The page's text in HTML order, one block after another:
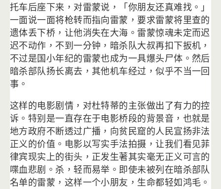
托车后座下来，对雷蒙说，「 你朋友还真难找。」
一面说一面将枪转而指向雷蒙， 要求雷蒙将里查的
遗体丢下桥，让他消失在大海。 雷蒙惊魂未定而迟
迟不动作，不到一分钟，暗杀队大叔再扣下扳机，
不过是国小年纪的雷蒙也成为一具爆头尸体。 然后
暗杀部队扬长离去，其他机车经过，似乎不当一回
事。
这样的电影剧情，对杜特蒂的主张做出了有力的控
诉。 特别是一直存在于电影桥段的背景音， 也就是
地方政府不断透过广播， 向贫民窟的人民宣扬非法
正义的价值。电影以写实手法拍摄，让我们看见菲
律宾现实上的街头， 正发生著其实毫无正义可言的
喋血悲剧。杀，轻而易举。 即使未被列在暗杀部队
名单的雷蒙，这样一个小朋友， 生命都轻如鸿毛。